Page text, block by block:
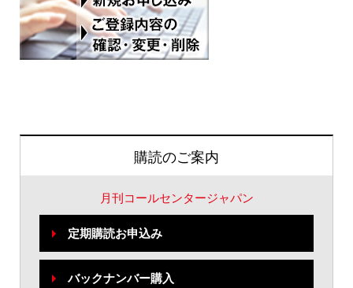
購読のご案内
月刊コールセンタージャパン
定期購読お申込み
バックナンバー購入